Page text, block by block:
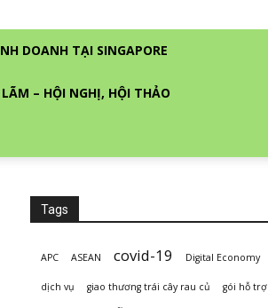
DOANH TẠI SINGAPORE
– HỘI NGHỊ, HỘI THẢO
Tags
APC ASEAN covid-19 Digital Economy
dịch vụ giao thương trái cây rau củ gói hỗ trợ